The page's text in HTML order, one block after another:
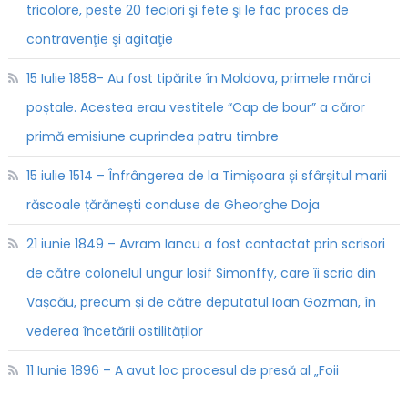
tricolore, peste 20 feciori şi fete şi le fac proces de
contravenţie şi agitaţie
15 Iulie 1858- Au fost tipărite în Moldova, primele mărci
poștale. Acestea erau vestitele “Cap de bour” a căror
primă emisiune cuprindea patru timbre
15 iulie 1514 – Înfrângerea de la Timișoara și sfârșitul marii
răscoale țărănești conduse de Gheorghe Doja
21 iunie 1849 – Avram Iancu a fost contactat prin scrisori
de către colonelul ungur Iosif Simonffy, care îi scria din
Vașcău, precum și de către deputatul Ioan Gozman, în
vederea încetării ostilităților
11 Iunie 1896 – A avut loc procesul de presă al „Foii